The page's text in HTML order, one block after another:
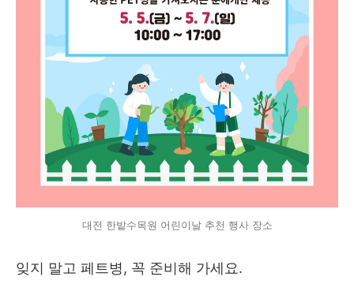
대전 한밭수목원 어린이날 추천 행사 장소
잊지 말고 페트병, 꼭 준비해 가세요.